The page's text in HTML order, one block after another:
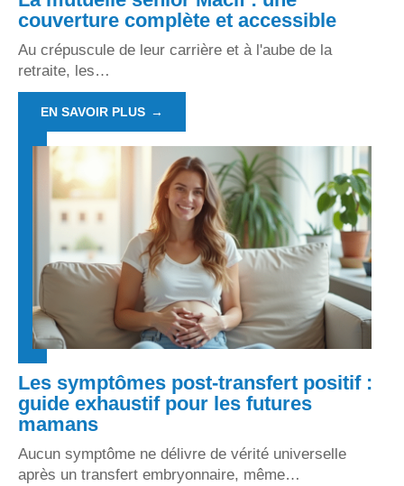
couverture complète et accessible
Au crépuscule de leur carrière et à l'aube de la
retraite, les…
EN SAVOIR PLUS
Les symptômes post-transfert positif :
guide exhaustif pour les futures
mamans
Aucun symptôme ne délivre de vérité universelle
après un transfert embryonnaire, même…